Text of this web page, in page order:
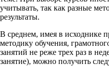
учитывать, так как разные
результаты.
В среднем, имея в исходнике
методику обучения,
занятий не реже трех раз в
занятие), можно получить